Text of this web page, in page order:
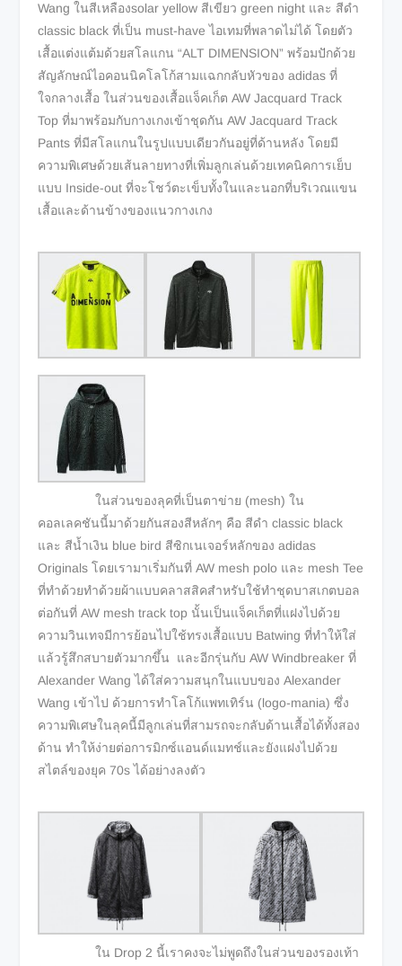
Wang ในสีเหลืองsolar yellow สีเขียว green night และ สีดำ
classic black ที่เป็น must-have ไอเทมที่พลาดไม่ได้ โดยตัว
เสื้อแต่งแต้มด้วยสโลแกน “ALT DIMENSION” พร้อมปักด้วย
สัญลักษณ์ไอคอนนิคโลโก้สามแฉกกลับหัวของ adidas ที่
ใจกลางเสื้อ ในส่วนของเสื้อแจ็คเก็ต AW Jacquard Track
Top ที่มาพร้อมกับกางเกงเข้าชุดกัน AW Jacquard Track
Pants ที่มีสโลแกนในรูปแบบเดียวกันอยู่ที่ด้านหลัง โดยมี
ความพิเศษด้วยเส้นลายทางที่เพิ่มลูกเล่นด้วยเทคนิคการเย็บ
แบบ Inside-out ที่จะโชว์ตะเข็บทั้งในและนอกที่บริเวณแขน
เสื้อและด้านข้างของแนวกางเกง
ในส่วนของลุคที่เป็นตาข่าย (mesh) ใน
คอลเลคชันนี้มาด้วยกันสองสีหลักๆ คือ สีดำ classic black
และ สีน้ำเงิน blue bird สีซิกเนเจอร์หลักของ adidas
Originals โดยเรามาเริ่มกันที่ AW mesh polo และ mesh Tee
ที่ทำด้วยทำด้วยผ้าแบบคลาสสิคสำหรับใช้ทำชุดบาสเกตบอล
ต่อกันที่ AW mesh track top นั้นเป็นแจ็คเก็ตที่แฝงไปด้วย
ความวินเทจมีการย้อนไปใช้ทรงเสื้อแบบ Batwing ที่ทำให้ใส่
แล้วรู้สึกสบายตัวมากขึ้น และอีกรุ่นกับ AW Windbreaker ที่
Alexander Wang ได้ใส่ความสนุกในแบบของ Alexander
Wang เข้าไป ด้วยการทำโลโก้แพทเทิร์น (logo-mania) ซึ่ง
ความพิเศษในลุคนี้มีลูกเล่นที่สามรถจะกลับด้านเสื้อได้ทั้งสอง
ด้าน ทำให้ง่ายต่อการมิกซ์แอนด์แมทช์และยังแฝงไปด้วย
สไตล์ของยุค 70s ได้อย่างลงตัว
ใน Drop 2 นี้เราคงจะไม่พูดถึงในส่วนของรองเท้า